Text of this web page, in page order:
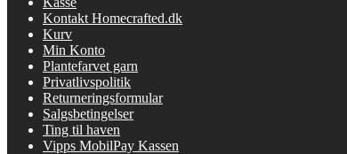
Kontakt Homecrafted.dk
Kurv
Min Konto
Plantefarvet garn
Privatlivspolitik
Returneringsformular
Salgsbetingelser
Ting til haven
Vipps MobilPay Kassen